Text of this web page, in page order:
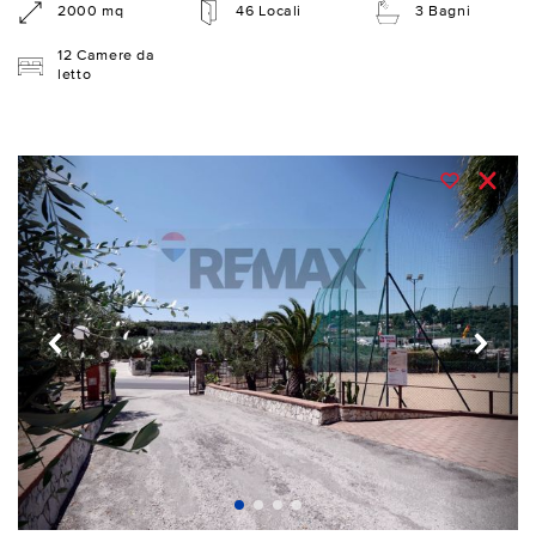
2000 mq 46 Locali 3 Bagni
12 Camere da
letto